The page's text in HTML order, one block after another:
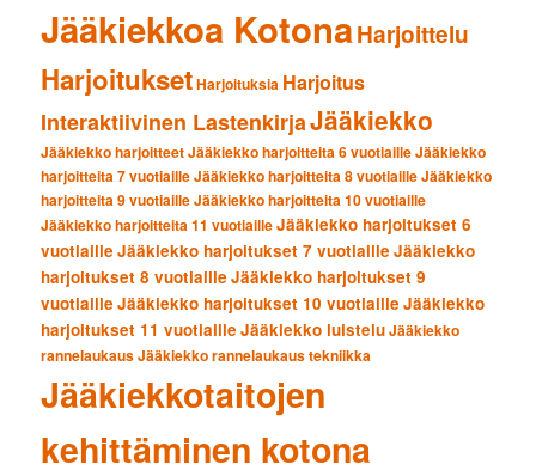
Jääkiekkoa KotonaHarjoittelu
HarjoituksetHarjoituksia Harjoitus
Interaktiivinen LastenkirjaJääkiekko
Jääkiekko harjoitteetJääkiekko harjoitteita 6 vuotiailleJääkiekko
harjoitteita 7 vuotiailleJääkiekko harjoitteita 8 vuotiailleJääkiekko
harjoitteita 9 vuotiailleJääkiekko harjoitteita 10 vuotiaille
Jääkiekko harjoitteita 11 vuotiailleJääkiekko harjoitukset 6
vuotiaille Jääkiekko harjoitukset 7 vuotiaille Jääkiekko
harjoitukset 8 vuotiaille Jääkiekko harjoitukset 9
vuotiaille Jääkiekko harjoitukset 10 vuotiaille Jääkiekko
harjoitukset 11 vuotiaille Jääkiekko luisteluJääkiekko
rannelaukausJääkiekko rannelaukaus tekniikka
Jääkiekkotaitojen
kehittäminen kotona